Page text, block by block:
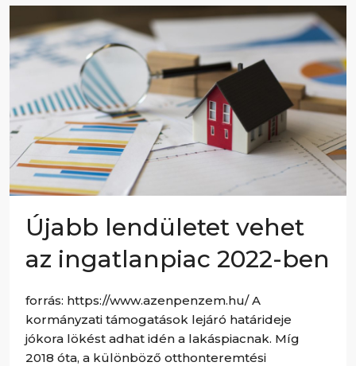
Újabb lendületet vehet
az ingatlanpiac 2022-ben
forrás: https://www.azenpenzem.hu/ A
kormányzati támogatások lejáró határideje
jókora lökést adhat idén a lakáspiacnak. Míg
2018 óta, a különböző otthonteremtési